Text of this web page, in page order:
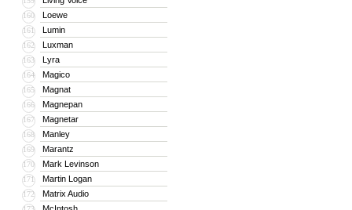
160 Loewe
161 Lumin
162 Luxman
163 Lyra
164 Magico
165 Magnat
166 Magnepan
167 Magnetar
168 Manley
169 Marantz
170 Mark Levinson
171 Martin Logan
172 Matrix Audio